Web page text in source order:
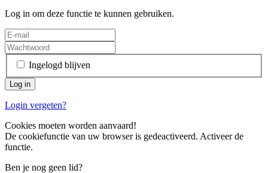
Log in om deze functie te kunnen gebruiken.
Ingelogd blijven
Login vergeten?
Cookies moeten worden aanvaard!
De cookiefunctie van uw browser is gedeactiveerd. Activeer de
functie.
Ben je nog geen lid?